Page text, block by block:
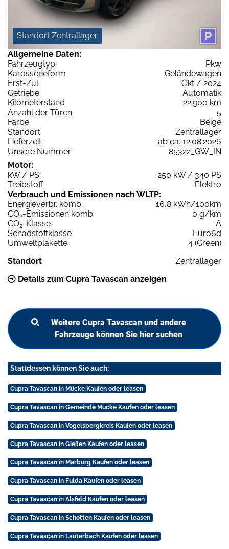
Standort Zentrallager
Allgemeine Daten:
Fahrzeugtyp
Pkw
Karosserieform
Geländewagen
Erst-Zul.
Okt / 2024
Getriebe
Automatik
Kilometerstand
22.900 km
Anzahl der Türen
5
Farbe
Beige
Standort
Zentrallager
Lieferzeit
ab ca. 12.08.2026
Unsere Nummer
85322_GW_IN
Motor:
kW / PS
250 kW / 340 PS
Treibstoff
Elektro
Verbrauch und Emissionen nach WLTP:
Energieverbr. komb.
16,8 kWh/100km
CO2-Emissionen komb.
0 g/km
CO2-Klasse
A
Schadstoffklasse
Euro6d
Umweltplakette
4 (Green)
Standort
Zentrallager
Details zum Cupra Tavascan anzeigen
Weitere Cupra Tavascan und andere
Fahrzeuge können Sie hier suchen
Stattdessen können Sie auch:
Cupra Tavascan in Mücke Kaufen oder leasen
Cupra Tavascan in Gemeinde Mücke Kaufen oder leasen
Cupra Tavascan in Vogelsbergkreis Kaufen oder leasen
Cupra Tavascan in Gießen Kaufen oder leasen
Cupra Tavascan in Marburg Kaufen oder leasen
Cupra Tavascan in Fulda Kaufen oder leasen
Cupra Tavascan in Alsfeld Kaufen oder leasen
Cupra Tavascan in Schotten Kaufen oder leasen
Cupra Tavascan in Lauterbach Kaufen oder leasen